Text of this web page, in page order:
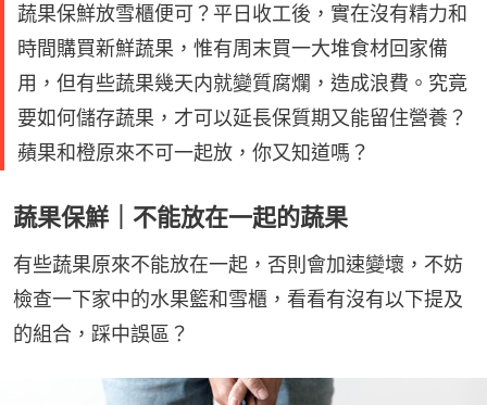
蔬果保鮮放雪櫃便可？平日收工後，實在沒有精力和
時間購買新鮮蔬果，惟有周末買一大堆食材回家備
用，但有些蔬果幾天内就變質腐爛，造成浪費。究竟
要如何儲存蔬果，才可以延長保質期又能留住營養？
蘋果和橙原來不可一起放，你又知道嗎？
蔬果保鮮｜不能放在一起的蔬果
有些蔬果原來不能放在一起，否則會加速變壞，不妨
檢查一下家中的水果籃和雪櫃，看看有沒有以下提及
的組合，踩中誤區？